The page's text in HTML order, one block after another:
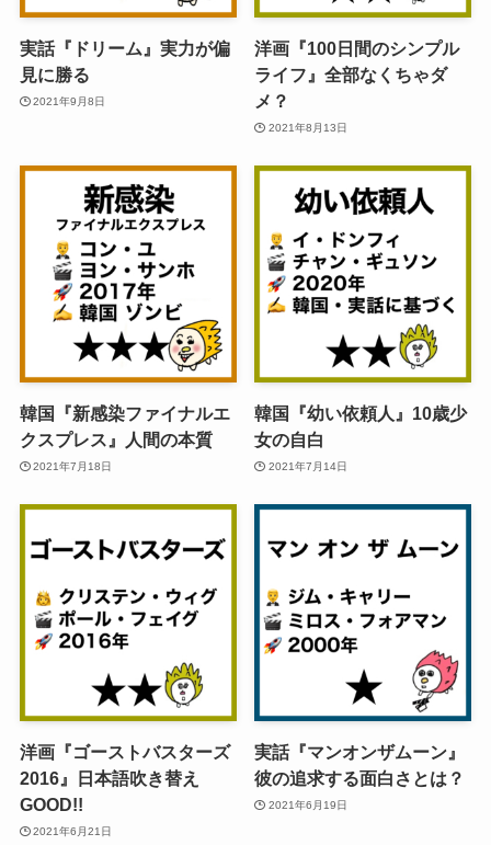
実話『ドリーム』実力が偏
見に勝る
2021年9月8日
洋画『100日間のシンプル
ライフ』全部なくちゃダ
メ？
2021年8月13日
韓国『新感染ファイナルエ
クスプレス』人間の本質
2021年7月18日
韓国『幼い依頼人』10歳少
女の自白
2021年7月14日
洋画『ゴーストバスターズ
2016』日本語吹き替え
GOOD!!
2021年6月21日
実話『マンオンザムーン』
彼の追求する面白さとは？
2021年6月19日